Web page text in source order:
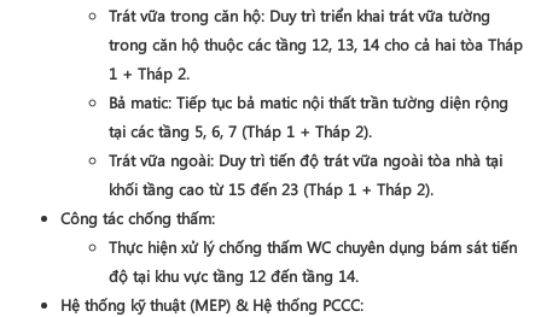
Trát vữa trong căn hộ: Duy trì triển khai trát vữa tường
trong căn hộ thuộc các tầng 12, 13, 14 cho cả hai tòa Tháp
1 + Tháp 2.
Bả matic: Tiếp tục bả matic nội thất trần tường diện rộng
tại các tầng 5, 6, 7 (Tháp 1 + Tháp 2).
Trát vữa ngoài: Duy trì tiến độ trát vữa ngoài tòa nhà tại
khối tầng cao từ 15 đến 23 (Tháp 1 + Tháp 2).
Công tác chống thấm:
Thực hiện xử lý chống thấm WC chuyên dụng bám sát tiến
độ tại khu vực tầng 12 đến tầng 14.
Hệ thống kỹ thuật (MEP) & Hệ thống PCCC: